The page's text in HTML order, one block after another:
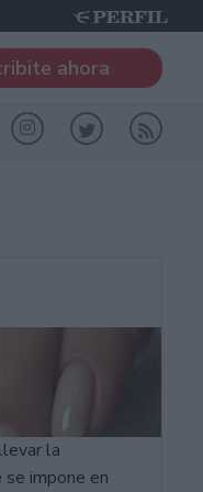
ahora
la
impone en